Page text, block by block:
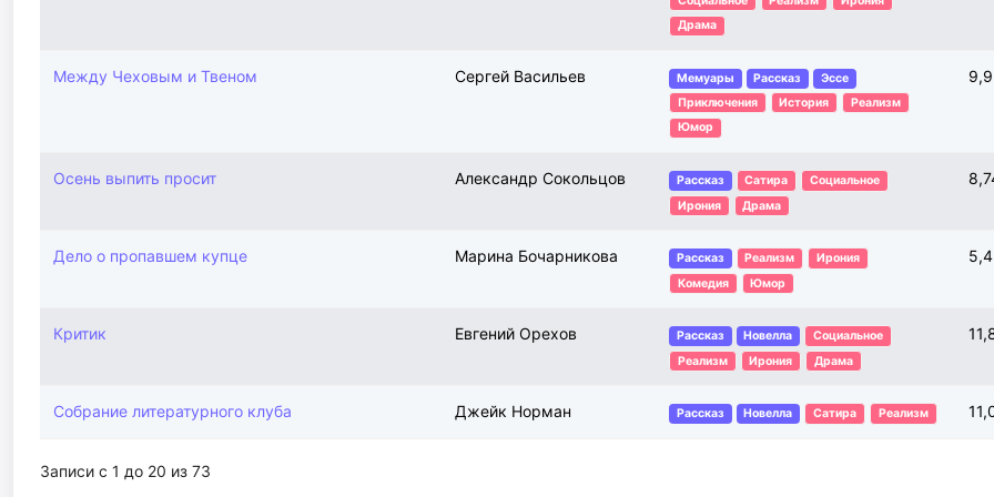
Драма
Между Чеховым и Твеном Сергей Васильев Мемуары Рассказ
Эссе
Приключения
История
Реализм
Юмор
Осень выпить просит Александр Сокольцов Рассказ Сатира
Социальное
Ирония
Драма
Дело о пропавшем купце Марина Бочарникова Рассказ Реализм
Ирония
Комедия
Юмор
Критик Евгений Орехов Рассказ Новелла
Социальное
Реализм
Ирония Драма
Собрание литературного клуба Джейк Норман Рассказ Новелла Сатира Реализм
Записи с 1 до 20 из 73